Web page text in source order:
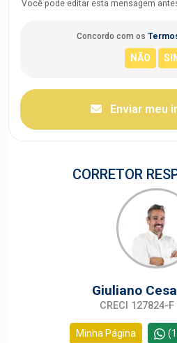
Você pode editar esta mensagem
Concordo com os
Enviar meu
CORRETOR
Giuliano
CRECI 127824-
Minha Página